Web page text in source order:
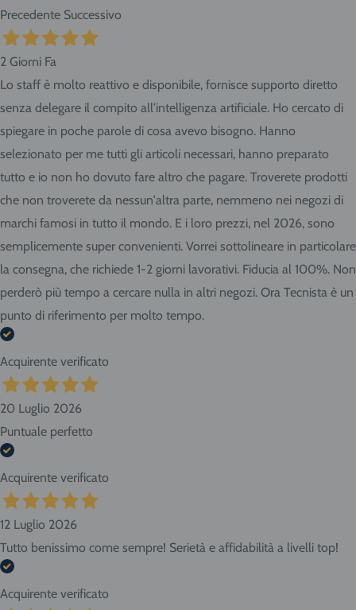
Precedente Successivo
2 Giorni Fa
Lo staff è molto reattivo e disponibile, fornisce supporto diretto
senza delegare il compito all'intelligenza artificiale. Ho cercato di
spiegare in poche parole di cosa avevo bisogno. Hanno
selezionato per me tutti gli articoli necessari, hanno preparato
tutto e io non ho dovuto fare altro che pagare. Troverete prodotti
che non troverete da nessun'altra parte, nemmeno nei negozi di
marchi famosi in tutto il mondo. E i loro prezzi, nel 2026, sono
semplicemente super convenienti. Vorrei sottolineare in particolare
la consegna, che richiede 1-2 giorni lavorativi. Fiducia al 100%. Non
perderò più tempo a cercare nulla in altri negozi. Ora Tecnista è un
punto di riferimento per molto tempo.
Acquirente verificato
20 Luglio 2026
Puntuale perfetto
Acquirente verificato
12 Luglio 2026
Tutto benissimo come sempre! Serietà e affidabilità a livelli top!
Acquirente verificato